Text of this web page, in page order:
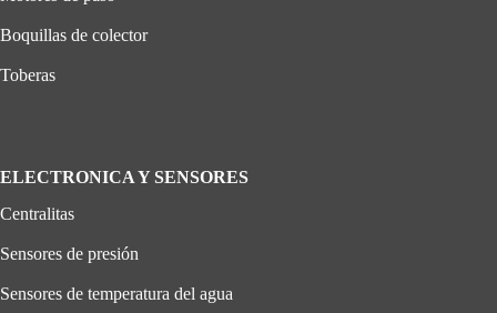
Boquillas de colector
Toberas
ELECTRONICA Y SENSORES
Centralitas
Sensores de presión
Sensores de temperatura del agua